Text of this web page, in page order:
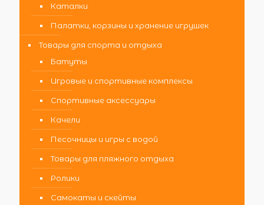
Каталки
Палатки, корзины и хранение игрушек
Товары для спорта и отдыха
Батуты
Игровые и спортивные комплексы
Спортивные аксессуары
Качели
Песочницы и игры с водой
Товары для пляжного отдыха
Ролики
Самокаты и скейты